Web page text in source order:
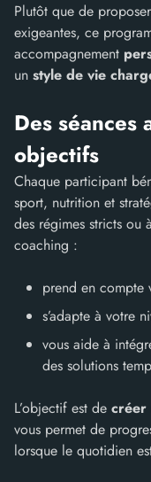
Plutôt que de
exigeantes, ce
accompagnement
un style de vie
Des séances
objectifs
Chaque participant
sport, nutrition et
des régimes stricts ou
coaching :
prend en compte
s’adapte à votre
vous aide à
des solutions
L’objectif est de créer
vous permet de
lorsque le quotidien